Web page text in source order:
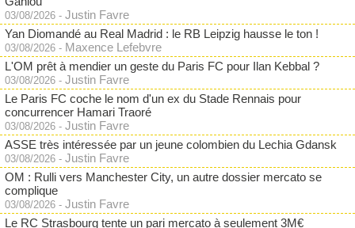
03/08/2026 - Justin Favre
Yan Diomandé au Real Madrid : le RB Leipzig hausse le ton !
03/08/2026 - Maxence Lefebvre
L'OM prêt à mendier un geste du Paris FC pour Ilan Kebbal ?
03/08/2026 - Justin Favre
Le Paris FC coche le nom d'un ex du Stade Rennais pour
concurrencer Hamari Traoré
03/08/2026 - Justin Favre
ASSE très intéressée par un jeune colombien du Lechia Gdansk
03/08/2026 - Justin Favre
OM : Rulli vers Manchester City, un autre dossier mercato se
complique
03/08/2026 - Justin Favre
Le RC Strasbourg tente un pari mercato à seulement 3M€